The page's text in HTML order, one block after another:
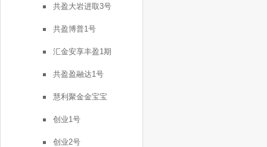
共盈大岩进取3号
共盈博普1号
汇金安享丰盈1期
共盈盈融达1号
慧利聚金金宝宝
创业1号
创业2号